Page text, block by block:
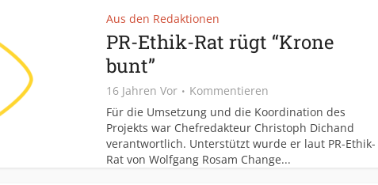
Aus den Redaktionen
PR-Ethik-Rat rügt “Krone
bunt”
16 Jahren Vor
Kommentieren
Für die Umsetzung und die Koordination des
Projekts war Chefredakteur Christoph Dichand
verantwortlich. Unterstützt wurde er laut PR-Ethik-
Rat von Wolfgang Rosam Change...